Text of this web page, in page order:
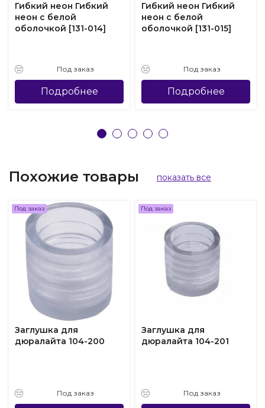
Гибкий неон Гибкий
неон с белой
оболочкой [131-014]
Под заказ
Подробнее
Гибкий неон Гибкий
неон с белой
оболочкой [131-015]
Под заказ
Подробнее
Похожие товары показать все
Под заказ
Заглушка для
дюралайта 104-200
Под заказ
Под заказ
Заглушка для
дюралайта 104-201
Под заказ